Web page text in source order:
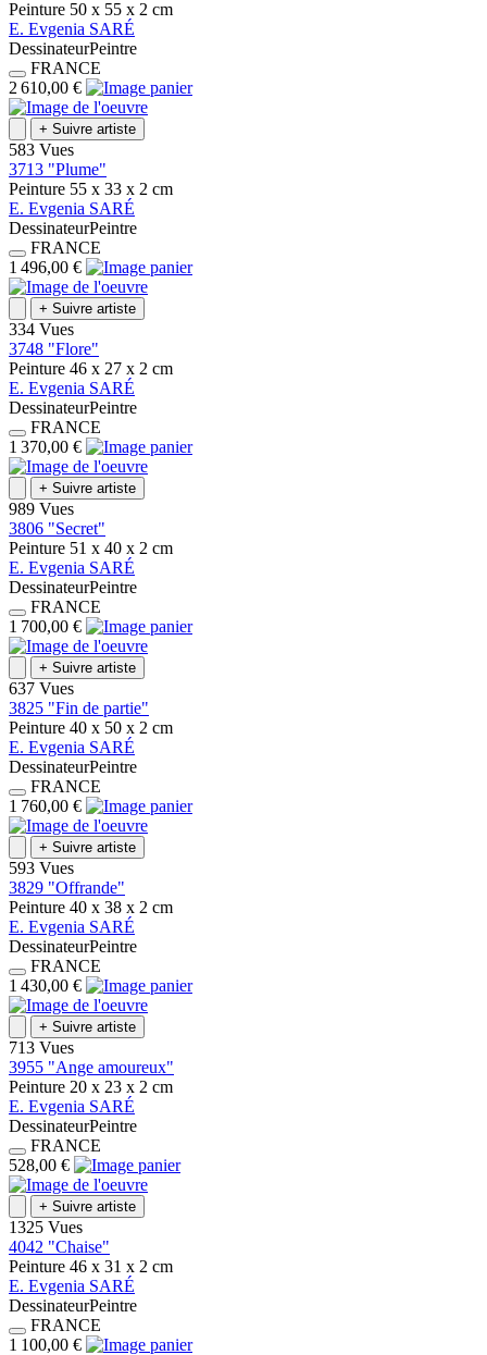
Peinture 50 x 55 x 2 cm
E. Evgenia SARÉ
DessinateurPeintre
FRANCE
2 610,00 €
+ Suivre artiste
583 Vues
3713 "Plume"
Peinture 55 x 33 x 2 cm
E. Evgenia SARÉ
DessinateurPeintre
FRANCE
1 496,00 €
+ Suivre artiste
334 Vues
3748 "Flore"
Peinture 46 x 27 x 2 cm
E. Evgenia SARÉ
DessinateurPeintre
FRANCE
1 370,00 €
+ Suivre artiste
989 Vues
3806 "Secret"
Peinture 51 x 40 x 2 cm
E. Evgenia SARÉ
DessinateurPeintre
FRANCE
1 700,00 €
+ Suivre artiste
637 Vues
3825 "Fin de partie"
Peinture 40 x 50 x 2 cm
E. Evgenia SARÉ
DessinateurPeintre
FRANCE
1 760,00 €
+ Suivre artiste
593 Vues
3829 "Offrande"
Peinture 40 x 38 x 2 cm
E. Evgenia SARÉ
DessinateurPeintre
FRANCE
1 430,00 €
+ Suivre artiste
713 Vues
3955 "Ange amoureux"
Peinture 20 x 23 x 2 cm
E. Evgenia SARÉ
DessinateurPeintre
FRANCE
528,00 €
+ Suivre artiste
1325 Vues
4042 "Chaise"
Peinture 46 x 31 x 2 cm
E. Evgenia SARÉ
DessinateurPeintre
FRANCE
1 100,00 €